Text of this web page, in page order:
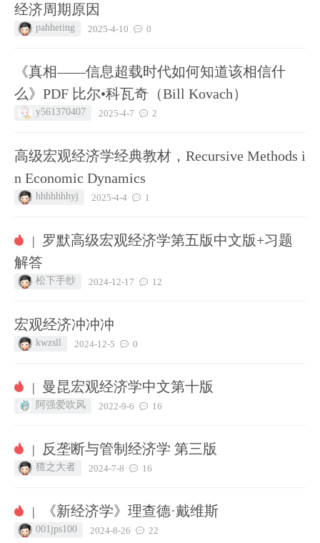
经济周期原因
pahheting 2025-4-10 0
《真相——信息超载时代如何知道该相信什
么》PDF 比尔•科瓦奇（Bill Kovach）
y561370407 2025-4-7 2
高级宏观经济学经典教材，Recursive Methods i
n Economic Dynamics
hhhhhhhyj 2025-4-4 1
| 罗默高级宏观经济学第五版中文版+习题
解答
松下手纱 2024-12-17 12
宏观经济冲冲冲
kwzsll 2024-12-5 0
| 曼昆宏观经济学中文第十版
阿强爱吹风 2022-9-6 16
| 反垄断与管制经济学 第三版
猹之大者 2024-7-8 16
| 《新经济学》理查德·戴维斯
001jps100 2024-8-26 22